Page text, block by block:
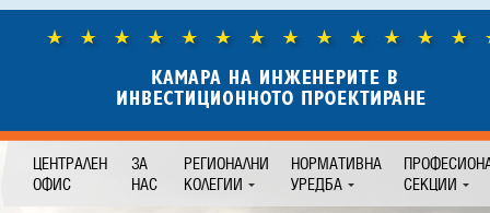
ЦЕНТРАЛЕН
ОФИС
ЗА
НАС
РЕГИОНАЛНИ
КОЛЕГИИ
НОРМАТИВНА
УРЕДБА
СЕКЦИИ